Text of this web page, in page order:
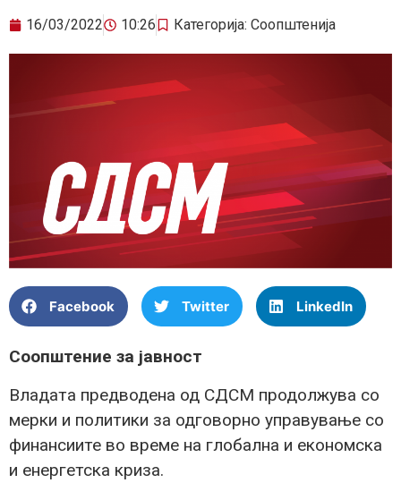
16/03/2022 10:26 Категорија: Соопштенија
Facebook Twitter LinkedIn
Соопштение за јавност
Владата предводена од СДСМ продолжува со
мерки и политики за одговорно управување со
финансиите во време на глобална и економска
и енергетска криза.